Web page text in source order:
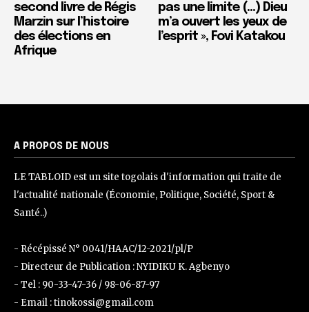
second livre de Régis
Marzin sur l’histoire
des élections en
Afrique
pas une limite (…) Dieu
m’a ouvert les yeux de
l’esprit », Fovi Katakou
A PROPOS DE NOUS
LE TABLOID est un site togolais d'information qui traite de
l'actualité nationale (Économie, Politique, Société, Sport &
Santé..)
- Récépissé N° 0041/HAAC/12-2021/pl/P
- Directeur de Publication : NYIDIKU K. Agbenyo
- Tel : 90-33-47-36 / 98-06-87-97
- Email : tinokossi@gmail.com